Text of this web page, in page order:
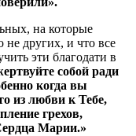
на которые
не других, и что все
эти благодати в
собой ради
когда вы
из любви к Тебе,
грехов,
Марии.»